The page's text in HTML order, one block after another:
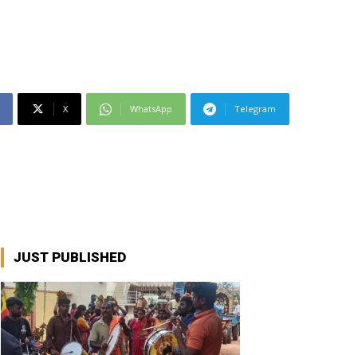
X WhatsApp Telegram
JUST PUBLISHED